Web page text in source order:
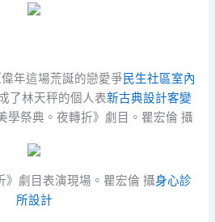
年這場荒誕的戀愛爭民生社區室內
了林天秤的個人表新古典設計客變
學祭典。夜轉折》劇目。瞿宏倫 攝
》劇目表演現場。瞿宏倫 攝身心診
所設計